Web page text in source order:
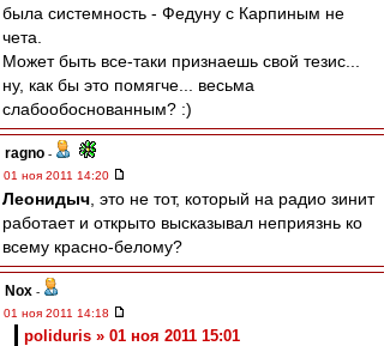
была системность - Федуну с Карпиным не
чета.
Может быть все-таки признаешь свой тезис...
ну, как бы это помягче... весьма
слабообоснованным? :)
ragno -
01 ноя 2011 14:20
Леонидыч , это не тот, который на радио зинит
работает и открыто высказывал неприязнь ко
всему красно-белому?
Nox -
01 ноя 2011 14:18
poliduris » 01 ноя 2011 15:01